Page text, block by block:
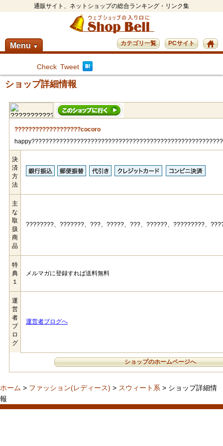
通販サイト、ネットショップの総合ランキング・リンク集
Menu ▼ PCサイト
カテゴリ一覧
Check Tweet
ショップ詳細情報
???????????????????cocoro
決
済
方
法
主
な
取
扱
商
品
????????、???????、???、?????、???、??????、?????????、
特
典
１
メルマガに登録すれば送料無料
運
営
者
ブ
ロ
グ
運営者ブログへ
ショップのホームページへ
ホーム > ファッション(レディース) > スウィート系 > ショップ詳細情
報